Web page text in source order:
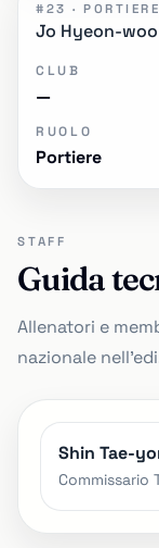
#23 · PORTIERE
Jo Hyeon-woo
CLUB
—
RUOLO
Portiere
STAFF
Guida
Allenatori e
nazionale
Shin Tae-
Commissario